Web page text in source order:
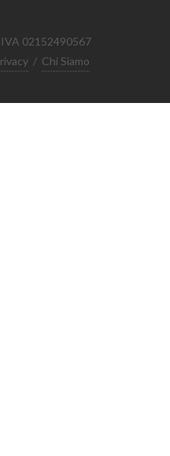
02152490567
/ Chi Siamo